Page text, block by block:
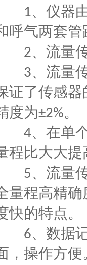
1、仪器
呼气两套
2、流量
3、流量
证了传感
度为±2%。
4、在单
程比大大提
5、流量
量程高精
快的特点。
6、数据
，操作方便